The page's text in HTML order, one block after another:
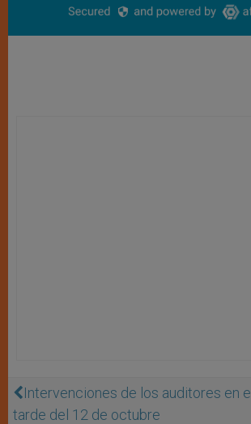
Intervenciones de los auditores en
tarde del 12 de octubre